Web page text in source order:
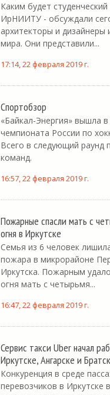
Каким будет
ИрНИИТУ - обсуждали
архитекторы и дизайнеры
мира. Они представили...
17:14, 22 февраля 2019 г.
Спортобзор
«Байкал-Энергия» вышла
чемпионата России по
Всего в следующий раунд
команд.
16:57, 22 февраля 2019 г.
Пожарные спасли мать с
огня в Иркутске
Семья из 6 человек
пожара в микрорайоне
Иркутска. Пожарным
огня мать с четырьмя...
16:47, 22 февраля 2019 г.
Сервис такси Uber начал
Иркутске, Ангарске и
Конкуренция в среде
перевозчиков в Иркутске